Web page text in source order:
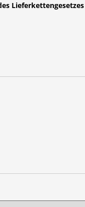
Lieferkettengesetzes